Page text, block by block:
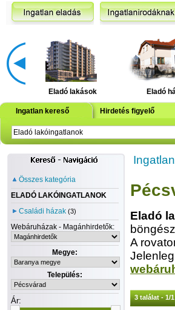
Eladó lakások Eladó
Ingatlan kereső Hirdetés figyelő
Összes kategória
ELADÓ LAKÓINGATLANOK
Családi házak (3)
Webáruházak - Magánhirdetők:
Megye:
Település:
Ár:
Eladó
A
3 találat - 1/